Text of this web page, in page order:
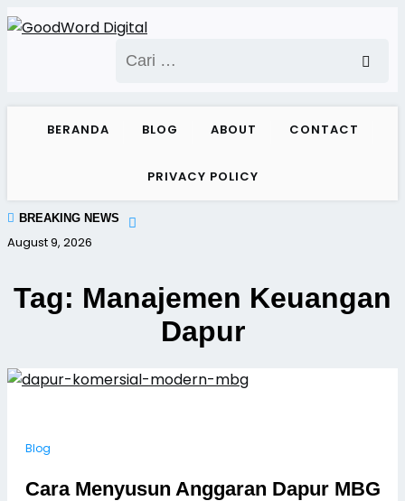
Skip
untuk:
BERANDA BLOG ABOUT CONTACT
PRIVACY POLICY
BREAKING NEWS
August 9, 2026
Tag: Manajemen Keuangan
Dapur
Blog
Cara Menyusun Anggaran Dapur MBG